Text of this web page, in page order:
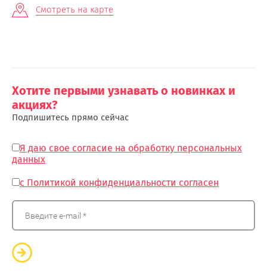
Смотреть на карте
Хотите первыми узнавать о новинках и
акциях?
Подпишитесь прямо сейчас
Я даю свое согласие на обработку персональных
данных
с Политикой конфиденциальности согласен